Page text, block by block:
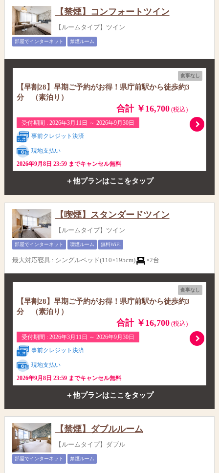
【禁煙】コンフォートツイン
【ルームタイプ】ツイン
部屋でインターネット 禁煙ルーム
食事なし
【早割28】早期ご予約がお得！県庁前駅から徒歩約3
分 （素泊り）
合計 ￥16,700(税込)
受付期間 : 2026年3月11日 ～ 2026年9月30日
事前クレジット決済
現地支払い
2026年9月8日 23:59 までキャンセル無料
＋他プランはここをタップ
【喫煙】スタンダードツイン
【ルームタイプ】ツイン
部屋でインターネット 喫煙ルーム 無料WiFi
最大対応寝具 : シングルベッド(110×195cm) ×2台
食事なし
【早割28】早期ご予約がお得！県庁前駅から徒歩約3
分 （素泊り）
合計 ￥16,700(税込)
受付期間 : 2026年3月11日 ～ 2026年9月30日
事前クレジット決済
現地支払い
2026年9月8日 23:59 までキャンセル無料
＋他プランはここをタップ
【禁煙】ダブルルーム
【ルームタイプ】ダブル
部屋でインターネット 禁煙ルーム